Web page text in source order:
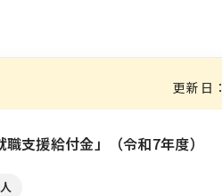
更新日：
支援給付金」（令和7年度）